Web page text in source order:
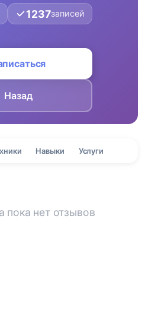
1237записей
Назад
Навыки Услуги
пока нет отзывов